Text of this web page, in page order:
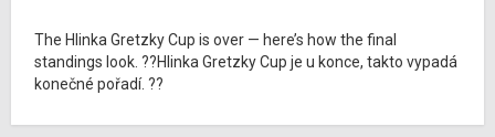
The Hlinka Gretzky Cup is over — here’s how the final
standings look. ??Hlinka Gretzky Cup je u konce, takto vypadá
konečné pořadí. ??